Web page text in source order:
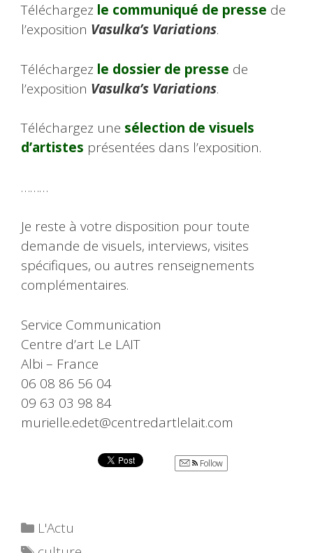
Téléchargez le communiqué de presse de
l’exposition Vasulka’s Variations.
Téléchargez le dossier de presse de
l’exposition Vasulka’s Variations.
Téléchargez une sélection de visuels
d’artistes présentées dans l’exposition.
………
Je reste à votre disposition pour toute
demande de visuels, interviews, visites
spécifiques, ou autres renseignements
complémentaires.
Service Communication
Centre d’art Le LAIT
Albi – France
06 08 86 56 04
09 63 03 98 84
murielle.edet@centredartlelait.com
Follow
Catégories
L'Actu
Étiquettes